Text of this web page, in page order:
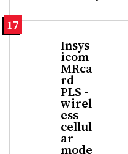
17
Insys
icom
MRca
rd
PLS -
wirel
ess
cellul
ar
mode